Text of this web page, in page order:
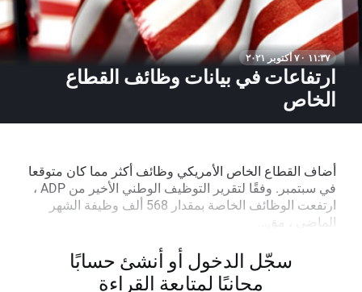
١١:٣٧ · ٧ أكتوبر ٢٠٢١
ارتفاعات في بيانات وظائف القطاع
الخاص
أضاف القطاع الخاص الأمريكي وظائف أكثر مما كان متوقعا
في سبتمبر. وفقًا لتقرير التوظيف الوطني الأخير من ADP ،
ارتفعت الوظائف الخاصة بمقدار 568 ألف وظيفة الشهر
الماضي ، مق...
سجّل الدخول أو أنشئ حسابًا
مجانيًا لمتابعة القراءة